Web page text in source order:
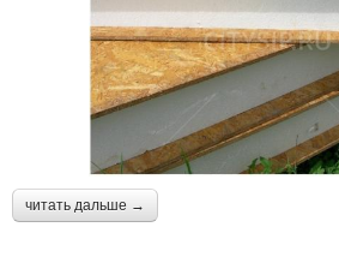
читать дальше →